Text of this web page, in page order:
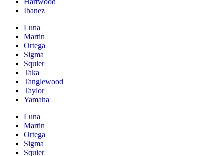
Hartwood
Ibanez
Luna
Martin
Ortega
Sigma
Squier
Taka
Tanglewood
Taylor
Yamaha
Luna
Martin
Ortega
Sigma
Squier